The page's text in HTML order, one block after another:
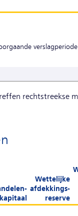
verslagperiode
rechtstreekse
kapitaal
Wettelijke
afdekkings-
reserve